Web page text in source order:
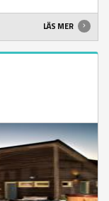
LÄS MER